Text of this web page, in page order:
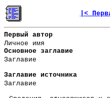
|<
Первый автор
Личное имя
Основное заглавие
Заглавие
Заглавие источника
Заглавие